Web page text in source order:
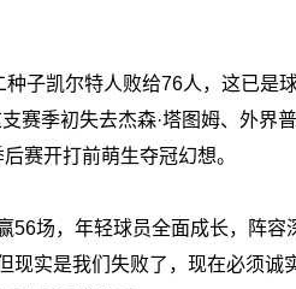
凯尔特人败给76人，这已是
赛季初失去杰森·塔图姆、外界
赛开打前萌生夺冠幻想。
场，年轻球员全面成长，阵容
现实是我们失败了，现在必须诚